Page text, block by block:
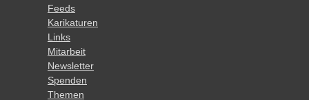
Feeds
Karikaturen
Links
Mitarbeit
Newsletter
Spenden
Themen